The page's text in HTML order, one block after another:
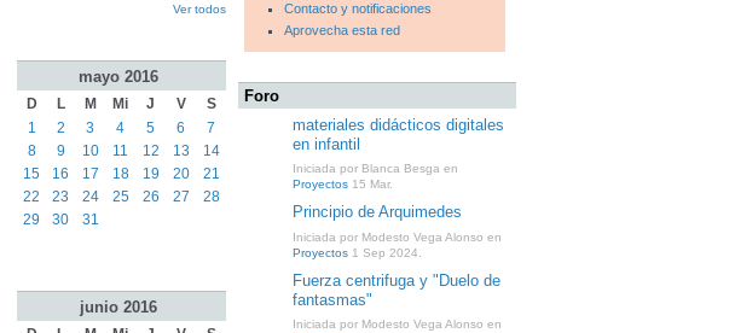
Ver todos
mayo 2016
D L M Mi J V
S
1
2 3 4 5 6
7
8
9 10 11 12 13
14
15
16 17 18 19 20
21
22
23 24 25 26 27
28
29
30 31
junio 2016
Contacto y notificaciones
Aprovecha esta red
Foro
materiales didácticos digitales
en infantil
Iniciada por Blanca Besga en
Proyectos 15 Mar.
Principio de Arquimedes
Iniciada por Modesto Vega Alonso en
Proyectos 1 Sep 2024.
Fuerza centrifuga y "Duelo de
fantasmas"
Iniciada por Modesto Vega Alonso en